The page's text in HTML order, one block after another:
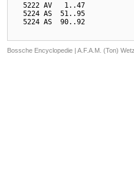
  5222 AV   1..47
  5224 AS  51..95
Bossche Encyclopedie | A.F.A.M. (Ton)